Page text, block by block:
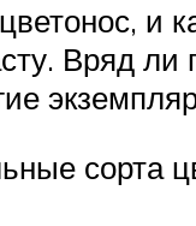
и
Вряд ли
сорта